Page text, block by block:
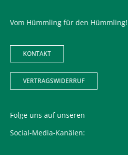
Vom Hümmling für den Hümmling!
KONTAKT
VERTRAGSWIDERRUF
Folge uns auf unseren
Social-Media-Kanälen: